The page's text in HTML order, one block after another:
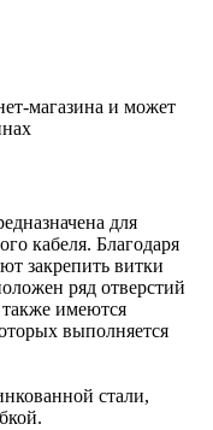
магазина и может
для
кабеля. Благодаря
закрепить витки
ряд отверстий
также имеются
выполняется
стали,